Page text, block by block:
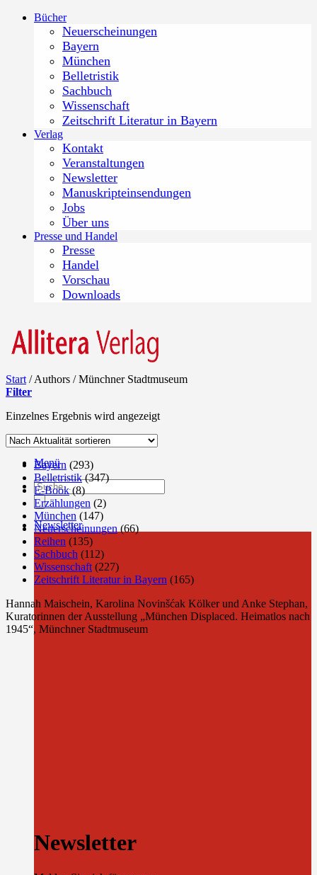
Zum
Bücher
Neuerscheinungen
Bayern
München
Belletristik
Sachbuch
Wissenschaft
Zeitschrift Literatur in Bayern
Verlag
Kontakt
Veranstaltungen
Newsletter
Manuskripteinsendungen
Jobs
Über uns
Presse und Handel
Presse
Handel
Vorschau
Downloads
Menü
Products
search
Newsletter
Newsletter
Start /Authors /Münchner Stadtmuseum
Filter
Einzelnes Ergebnis wird angezeigt
Bayern (293)
Belletristik (347)
E-Book (8)
Erzählungen (2)
München (147)
Neuerscheinungen (66)
Reihen (135)
Sachbuch (112)
Wissenschaft (227)
Zeitschrift Literatur in Bayern (165)
Hannah Maischein, Karolina Novinšćak Kölker und Anke Stephan,
Kuratorinnen der Ausstellung „München Displaced. Heimatlos nach
1945“, Münchner Stadtmuseum